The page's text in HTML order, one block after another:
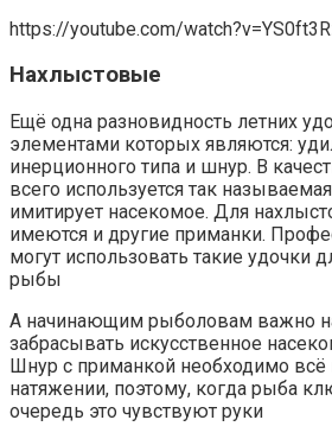
https://youtube.com/
Нахлыстовые
Ещё одна разновидность летних
элементами которых являются:
инерционного типа и шнур. В
всего используется так
имитирует насекомое. Для
имеются и другие приманки.
могут использовать такие удочки
рыбы
А начинающим рыболовам важно
забрасывать искусственное
Шнур с приманкой необходимо
натяжении, поэтому, когда рыба
очередь это чувствуют руки